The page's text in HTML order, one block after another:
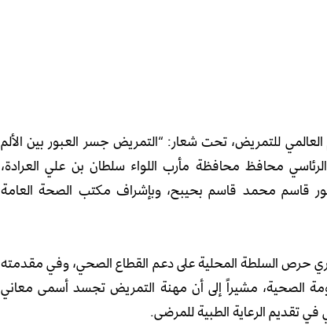
للتمريض، تحت شعار: “التمريض جسر العبور بين الألم
محافظ محافظة مأرب اللواء سلطان بن علي العرادة،
قاسم محمد قاسم بحيبح، وبإشراف مكتب الصحة العامة
حرص السلطة المحلية على دعم القطاع الصحي، وفي مقدمته
الصحية، مشيراً إلى أن مهنة التمريض تجسد أسمى معاني
في تقديم الرعاية الطبية للمرضى.